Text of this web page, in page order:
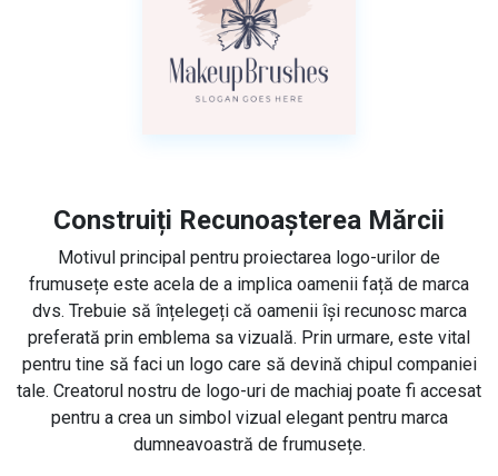
Construiți Recunoașterea Mărcii
Motivul principal pentru proiectarea logo-urilor de
frumusețe este acela de a implica oamenii față de marca
dvs. Trebuie să înțelegeți că oamenii își recunosc marca
preferată prin emblema sa vizuală. Prin urmare, este vital
pentru tine să faci un logo care să devină chipul companiei
tale. Creatorul nostru de logo-uri de machiaj poate fi accesat
pentru a crea un simbol vizual elegant pentru marca
dumneavoastră de frumusețe.